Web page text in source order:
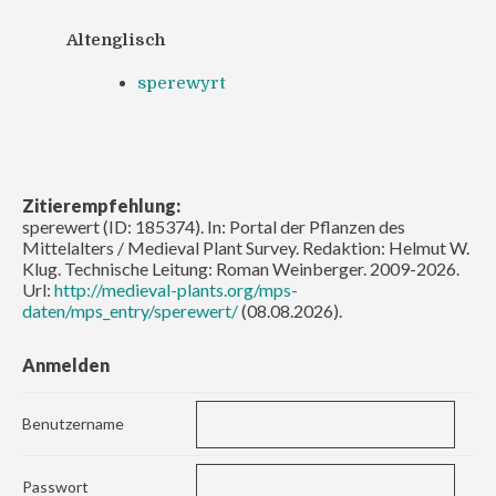
Altenglisch
sperewyrt
Zitierempfehlung:
sperewert (ID: 185374). In: Portal der Pflanzen des
Mittelalters / Medieval Plant Survey. Redaktion: Helmut W.
Klug. Technische Leitung: Roman Weinberger. 2009-2026.
Url: http://medieval-plants.org/mps-
daten/mps_entry/sperewert/(08.08.2026).
Anmelden
Benutzername
Passwort